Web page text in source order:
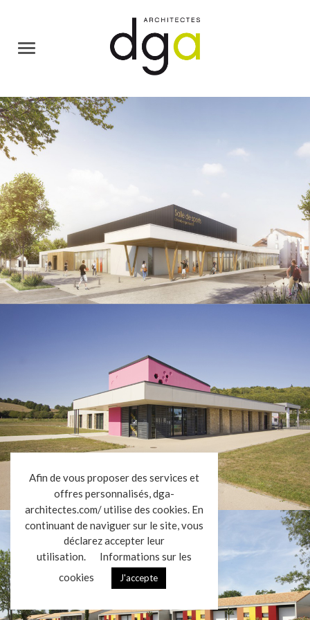
L’AGENCE
Enseignement Enfance
Commerce Services
Tertiaire Culturel
Industriel Vinicole
Hôtellerie Restauration
Habitat individuel
ACTUALITÉS
CONTACT
VENDREDI
Afin de vous proposer des services et
offres personnalisés, dga-
architectes.com/ utilise des cookies. En
continuant de naviguer sur le site, vous
déclarez accepter leur
utilisation.
Informations sur les
cookies
J'accepte